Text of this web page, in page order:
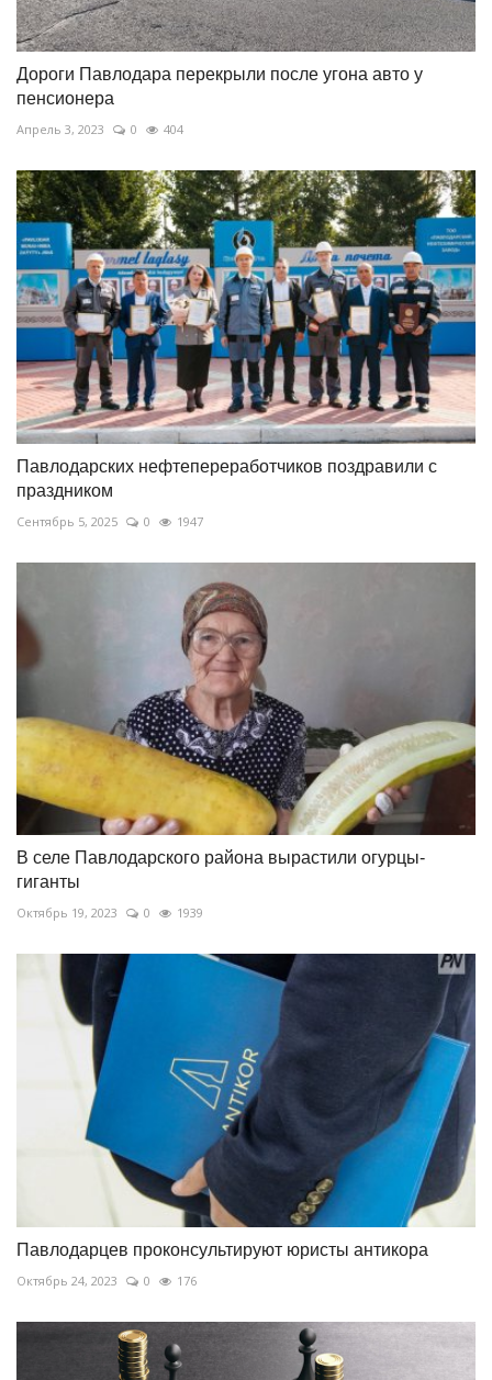
Дороги Павлодара перекрыли после угона авто у
пенсионера
Апрель 3, 2023 0 404
Павлодарских нефтепереработчиков поздравили с
праздником
Сентябрь 5, 2025 0 1947
В селе Павлодарского района вырастили огурцы-
гиганты
Октябрь 19, 2023 0 1939
Павлодарцев проконсультируют юристы антикора
Октябрь 24, 2023 0 176